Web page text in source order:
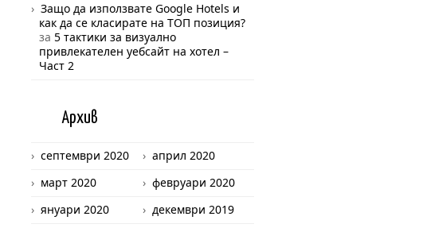
Защо да използвате Google Hotels и
как да се класирате на ТОП позиция?
за 5 тактики за визуално
привлекателен уебсайт на хотел –
Част 2
Архив
септември 2020
април 2020
март 2020
февруари 2020
януари 2020
декември 2019